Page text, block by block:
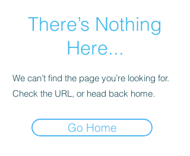
There’s Nothing
Here...
We can’t find the page you’re looking for.
Check the URL, or head back home.
Go Home